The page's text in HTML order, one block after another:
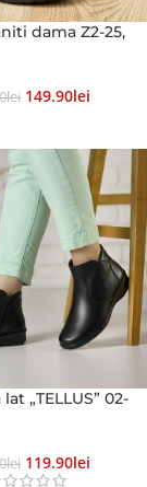
dama Z2-25,
Lei 149.90Lei
„TELLUS” 02-
Lei 119.90Lei